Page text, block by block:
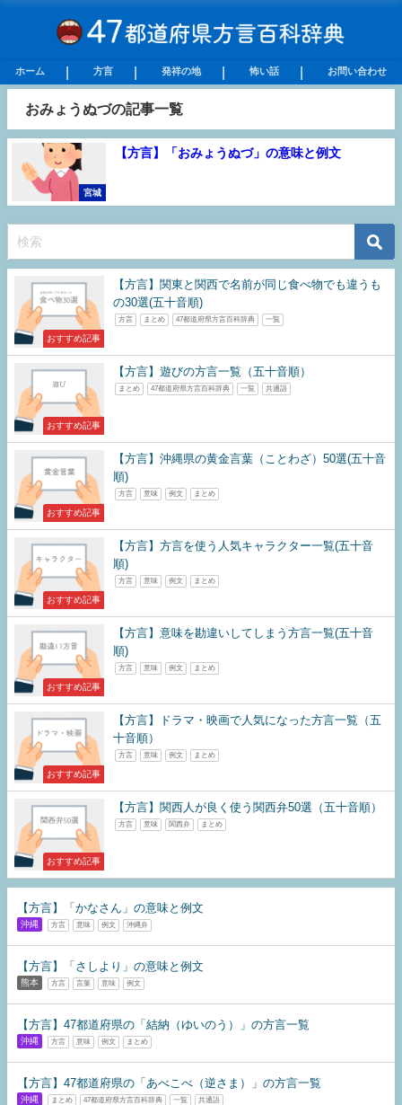
ホーム 方言 発祥の地 怖い話 お問い合わせ
おみょうぬづの記事一覧
宮城
【方言】「おみょうぬづ」の意味と例文
おすすめ記事
【方言】関東と関西で名前が同じ食べ物でも違うも
の30選(五十音順)
方言 まとめ 47都道府県方言百科辞典 一覧
おすすめ記事
【方言】遊びの方言一覧（五十音順）
まとめ 47都道府県方言百科辞典 一覧 共通語
おすすめ記事
【方言】沖縄県の黄金言葉（ことわざ）50選(五十音
順)
方言 意味 例文 まとめ
おすすめ記事
【方言】方言を使う人気キャラクター一覧(五十音
順)
方言 意味 例文 まとめ
おすすめ記事
【方言】意味を勘違いしてしまう方言一覧(五十音
順)
方言 意味 例文 まとめ
おすすめ記事
【方言】ドラマ・映画で人気になった方言一覧（五
十音順）
方言 意味 例文 まとめ
おすすめ記事
【方言】関西人が良く使う関西弁50選（五十音順）
方言 意味 関西弁 まとめ
【方言】「かなさん」の意味と例文
沖縄 方言 意味 例文 沖縄弁
【方言】「さしより」の意味と例文
熊本 方言 言葉 意味 例文
【方言】47都道府県の「結納（ゆいのう）」の方言一覧
沖縄 方言 意味 例文 まとめ
【方言】47都道府県の「あべこべ（逆さま）」の方言一覧
沖縄 まとめ 47都道府県方言百科辞典 一覧 共通語